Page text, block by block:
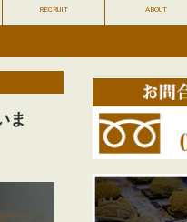
RECRUIT ABOUT
ま